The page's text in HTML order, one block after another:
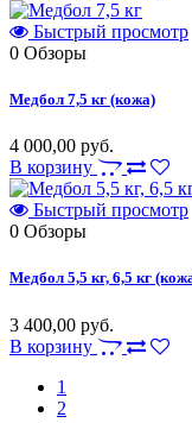
Быстрый просмотр
0 Обзоры
Медбол 7,5 кг (кожа)
4 000,00 руб.
В корзину
Быстрый просмотр
0 Обзоры
Медбол 5,5 кг, 6,5 кг
3 400,00 руб.
В корзину
1
2